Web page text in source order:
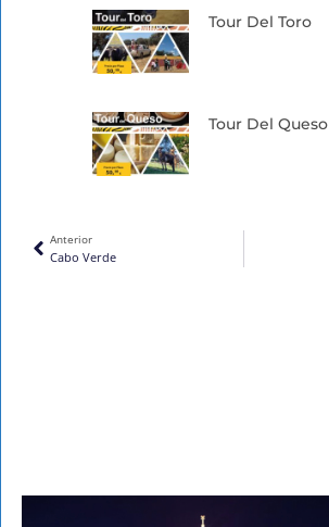
Tour Del Toro
Tour Del Queso
Anterior
Cabo Verde